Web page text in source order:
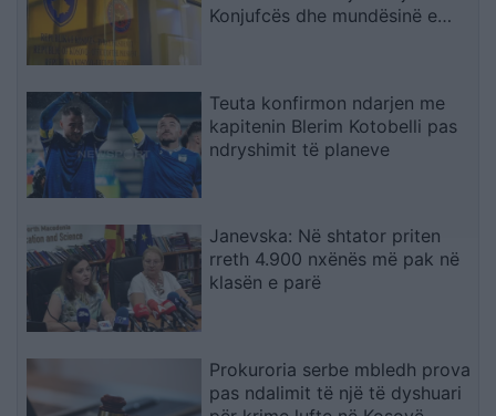
Konjufcës dhe mundësinë e
Teuta konfirmon ndarjen me
kapitenin Blerim Kotobelli pas
ndryshimit të planeve
Janevska: Në shtator priten
rreth 4.900 nxënës më pak në
klasën e parë
Prokuroria serbe mbledh prova
pas ndalimit të një të dyshuari